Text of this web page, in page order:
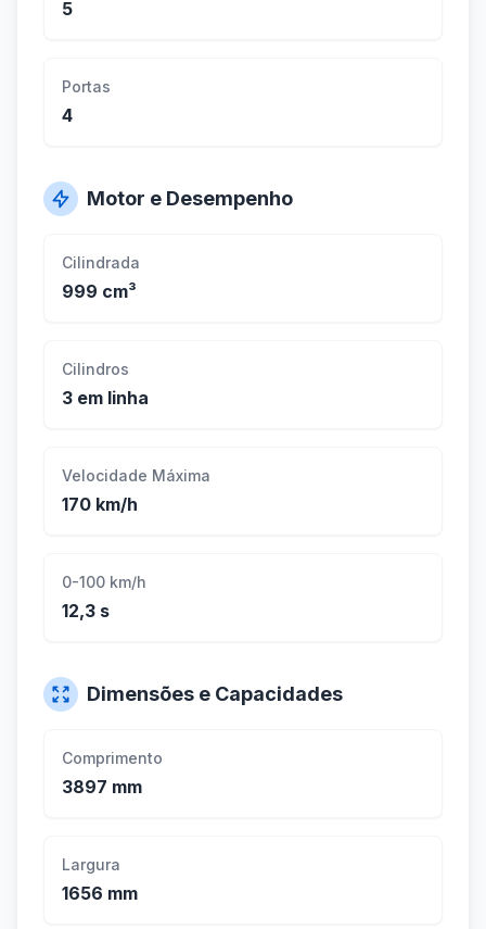
5
Portas
4
Motor e Desempenho
Cilindrada
999 cm³
Cilindros
3 em linha
Velocidade Máxima
170 km/h
0-100 km/h
12,3 s
Dimensões e Capacidades
Comprimento
3897 mm
Largura
1656 mm